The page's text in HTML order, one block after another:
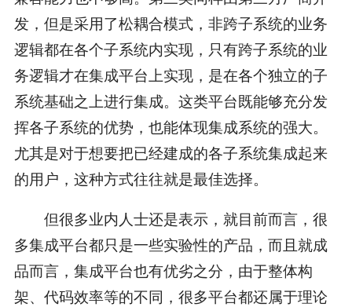
发，但是采用了松耦合模式，非跨子系统的业务
逻辑都在各个子系统内实现，只有跨子系统的业
务逻辑才在集成平台上实现，是在各个独立的子
系统基础之上进行集成。这类平台既能够充分发
挥各子系统的优势，也能体现集成系统的强大。
尤其是对于想要把已经建成的各子系统集成起来
的用户，这种方式往往就是最佳选择。
但很多业内人士还是表示，就目前而言，很
多集成平台都只是一些实验性的产品，而且就成
品而言，集成平台也有优劣之分，由于整体构
架、代码效率等的不同，很多平台都还属于理论